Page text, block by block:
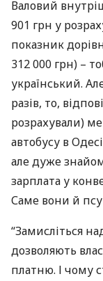
Валовий
901 грн у
показник
312 000 грн) –
український.
разів, то,
розрахували)
автобусу в
але дуже
зарплата у
Саме вони й
“Замисліться
дозволяють
платню. І чому